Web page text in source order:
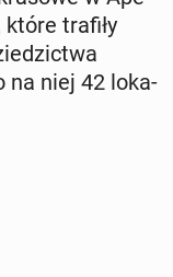
trafiły
na niej 42 lo­ka­